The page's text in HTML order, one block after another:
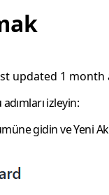
updated 1 month
izleyin:
gidin veYeni